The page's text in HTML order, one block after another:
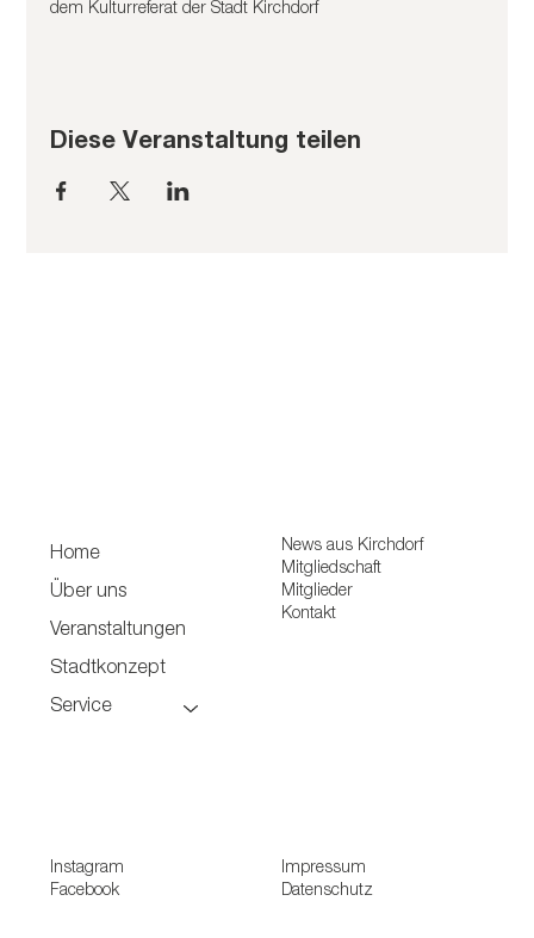
dem Kulturreferat der Stadt Kirchdorf
Diese Veranstaltung teilen
Home
Über uns
Veranstaltungen
Stadtkonzept
Service
News aus Kirchdorf
Mitgliedschaft
Mitglieder
Kontakt
Impressum
Datenschutz
Instagram
Facebook